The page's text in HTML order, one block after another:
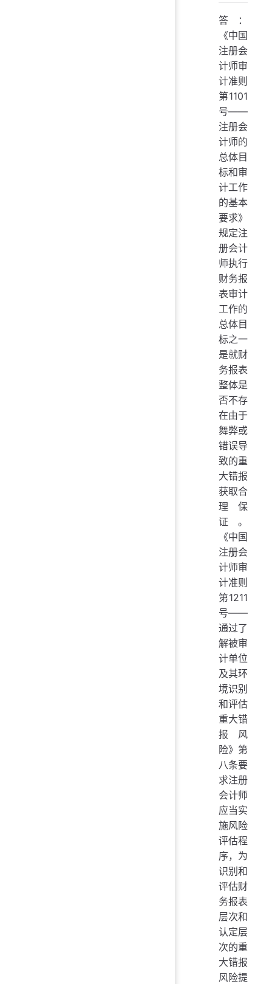
答：
《中国
注册会
计师审
计准则
第1101
号——
注册会
计师的
总体目
标和审
计工作
的基本
要求》
规定注
册会计
师执行
财务报
表审计
工作的
总体目
标之一
是就财
务报表
整体是
否不存
在由于
舞弊或
错误导
致的重
大错报
获取合
理保
证。
《中国
注册会
计师审
计准则
第1211
号——
通过了
解被审
计单位
及其环
境识别
和评估
重大错
报风
险》第
八条要
求注册
会计师
应当实
施风险
评估程
序，为
识别和
评估财
务报表
层次和
认定层
次的重
大错报
风险提